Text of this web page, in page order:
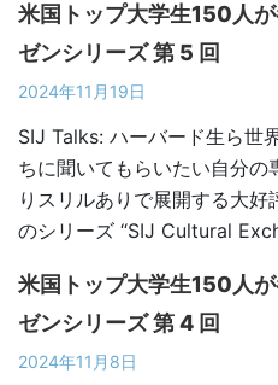
米国トップ大学生150人
ゼンシリーズ 第 5 回
2024年11月19日
SIJ Talks: ハーバード生ら世
ちに聞いてもらいたい自分
りスリルありで展開する大
のシリーズ “SIJ Cultural
米国トップ大学生150人
ゼンシリーズ 第 4 回
2024年11月8日